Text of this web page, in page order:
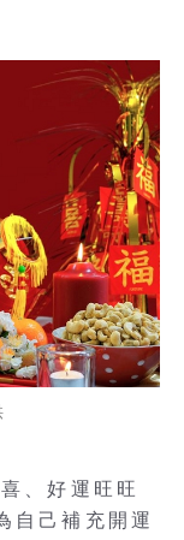
、好運旺旺
自己補充開運